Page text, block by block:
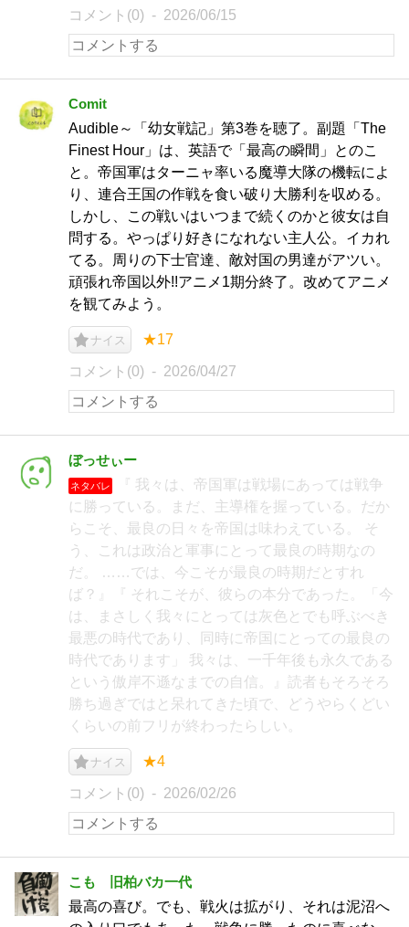
コメント(0) 2026/06/15
Comit
Audible～「幼女戦記」第3巻を聴了。副題「The
Finest Hour」は、英語で「最高の瞬間」とのこ
と。帝国軍はターニャ率いる魔導大隊の機転によ
り、連合王国の作戦を食い破り大勝利を収める。
しかし、この戦いはいつまで続くのかと彼女は自
問する。やっぱり好きになれない主人公。イカれ
てる。周りの下士官達、敵対国の男達がアツい。
頑張れ帝国以外!!アニメ1期分終了。改めてアニメ
を観てみよう。
ナイス ★17
コメント(0) 2026/04/27
ぼっせぃー
ネタバレ
『 我々は、帝国軍は戦場にあっては戦争
に勝っている。まだ、主導権を握っている。だか
らこそ、最良の日々を帝国は味わえている。 そ
う、これは政治と軍事にとって最良の時期なの
だ。 ……では、今こそが最良の時期だとすれ
ば？』『 それこそが、彼らの本分であった。「今
は、まさしく我々にとっては灰色とでも呼ぶべき
最悪の時代であり、同時に帝国にとっての最良の
時代であります」 我々は、一千年後も永久である
という傲岸不遜なまでの自信。』読者もそろそろ
勝ち過ぎではと呆れてきた頃で、どうやらくどい
くらいの前フリが終わったらしい。
ナイス ★4
コメント(0) 2026/02/26
こも 旧柏バカ一代
最高の喜び。でも、戦火は拡がり、それは泥沼へ